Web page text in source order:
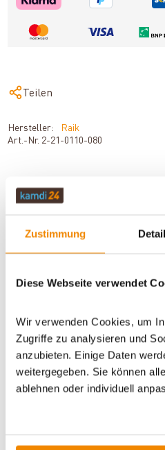
Zustimmung
Diese Webseite verwendet
Wir verwenden Cookies, um
Zugriffe zu analysieren und
anzubieten. Einige Daten
weitergegeben. Sie können
ablehnen oder individuell
Teilen
Hersteller:
Raik
Art.-Nr. 2-21-0110-080
BESCHREIBUNG
BEWERTUNGEN (0)
WICHTIGE INFOS